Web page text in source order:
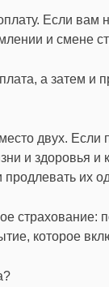
Если вам
и смене
а затем и
двух. Если
и здоровья
их
страхование:
которое